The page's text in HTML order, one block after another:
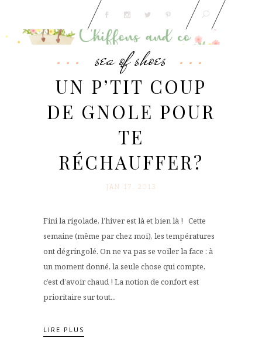
sea of shoes
UN P’TIT COUP
DE GNOLE POUR
TE
RÉCHAUFFER?
JAN 17. 2013
Fini la rigolade, l’hiver est là et bien là ! Cette
semaine (même par chez moi), les températures
ont dégringolé. On ne va pas se voiler la face : à
un moment donné, la seule chose qui compte,
c’est d’avoir chaud ! La notion de confort est
prioritaire sur tout...
LIRE PLUS